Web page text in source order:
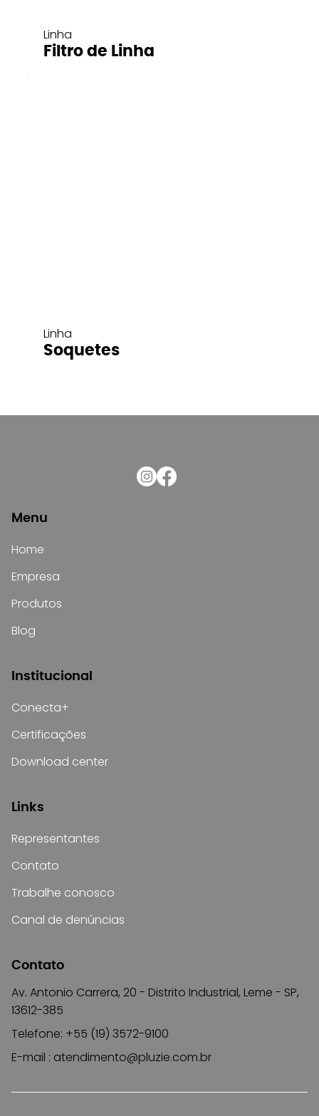
Linha
Filtro de Linha
Linha
Soquetes
Menu
Home
Empresa
Produtos
Blog
Institucional
Conecta+
Certificações
Download center
Links
Representantes
Contato
Trabalhe conosco
Canal de denúncias
Contato
Av. Antonio Carrera, 20 - Distrito Industrial, Leme - SP,
13612-385
Telefone: +55 (19) 3572-9100
E-mail : atendimento@pluzie.com.br